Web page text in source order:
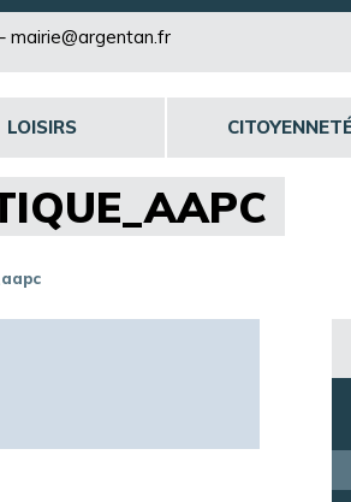
mairie@argentan.fr
LOISIRS